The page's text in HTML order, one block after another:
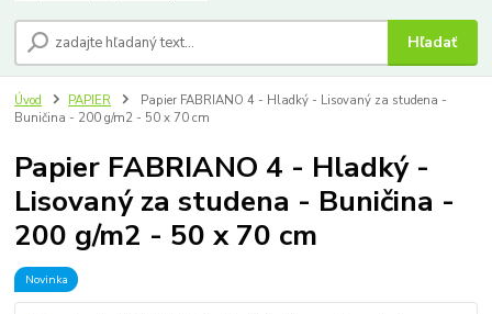
Hľadať
Úvod PAPIER
Papier FABRIANO 4 - Hladký - Lisovaný za studena -
Buničina - 200 g/m2 - 50 x 70 cm
Papier FABRIANO 4 - Hladký -
Lisovaný za studena - Buničina -
200 g/m2 - 50 x 70 cm
Novinka